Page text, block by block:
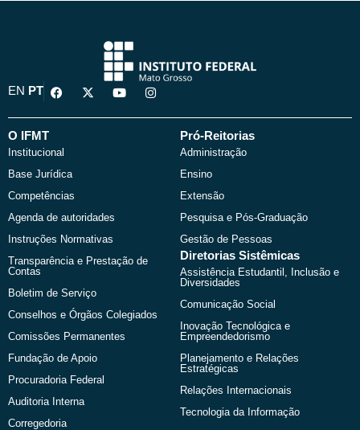
EN PT
F
a
e
o
k
X
-
w
Y
o
t
I
n
t
O IFMT
Institucional
Base Jurídica
Competências
Agenda de autoridades
Instruções Normativas
Transparência e Prestação de
Contas
Boletim de Serviço
Conselhos e Órgãos Colegiados
Comissões Permanentes
Fundação de Apoio
Procuradoria Federal
Auditoria Interna
Corregedoria
Pró-Reitorias
Administração
Ensino
Extensão
Pesquisa e Pós-Graduação
Gestão de Pessoas
Diretorias Sistêmicas
Assistência Estudantil, Inclusão e
Diversidades
Comunicação Social
Inovação Tecnológica e
Empreendedorismo
Planejamento e Relações
Estratégicas
Relações Internacionais
Tecnologia da Informação